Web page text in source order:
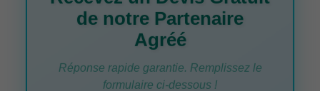
de notre Partenaire
Agréé
Réponse rapide garantie. Remplissez le
formulaire ci-dessous !